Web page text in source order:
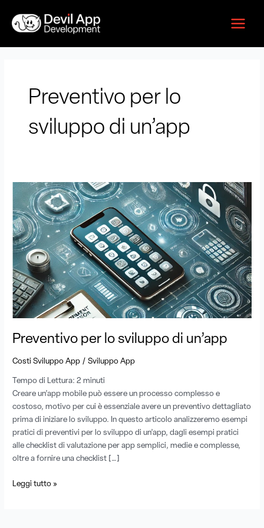
contenuto
Preventivo per lo
sviluppo di un’app
Preventivo per lo sviluppo di un’app
Costi Sviluppo App /Sviluppo App
Tempo di Lettura:2 minuti
Creare un’app mobile può essere un processo complesso e
costoso, motivo per cui è essenziale avere un preventivo dettagliato
prima di iniziare lo sviluppo. In questo articolo analizzeremo esempi
pratici di preventivi per lo sviluppo di un’app, dagli esempi pratici
alle checklist di valutazione per app semplici, medie e complesse,
oltre a fornire una checklist […]
Preventivo
lo
sviluppo
di
un’app
Leggi tutto »